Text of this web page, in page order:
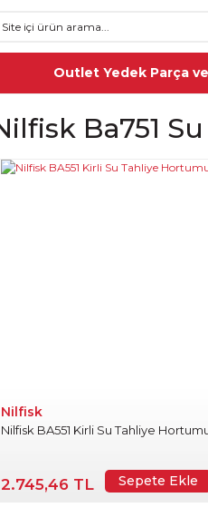
Outlet Yedek Parça
Ba751
Nilfisk
Nilfisk BA551 Kirli Su Tahliye
2.745,46 TL Sepete Ekle